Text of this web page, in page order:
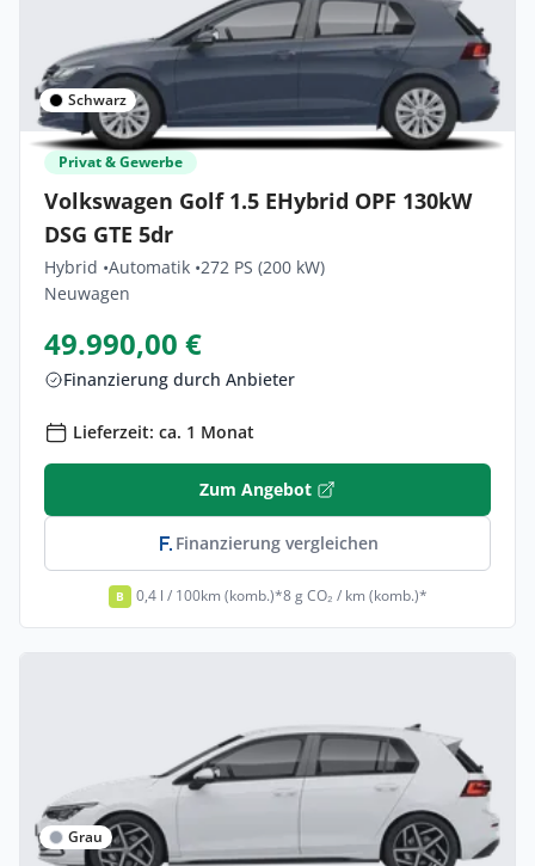
Schwarz
Privat & Gewerbe
Volkswagen Golf 1.5 EHybrid OPF 130kW
DSG GTE 5dr
Hybrid •Automatik •272 PS (200 kW)
Neuwagen
49.990,00 €
Finanzierung durch Anbieter
Lieferzeit: ca. 1 Monat
Zum Angebot
Finanzierung vergleichen
B 0,4 l / 100km (komb.)*8 g CO₂ / km (komb.)*
Grau